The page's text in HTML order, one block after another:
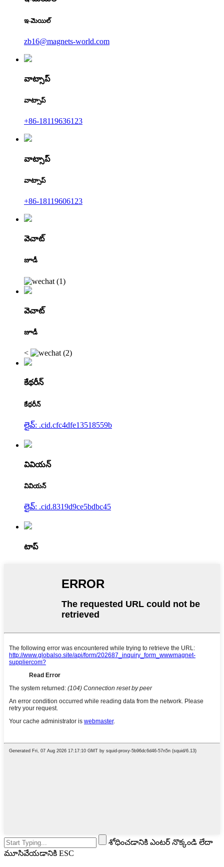
ఇ-మెయిల్
zb16@magnets-world.com
వాట్సాప్
వాట్సాప్
+86-18119636123
వాట్సాప్
వాట్సాప్
+86-18119606123
వెచాట్
జూడీ
వెచాట్
జూడీ
<
కేథరీన్
కేథరీన్
లైవ్: .cid.cfc4dfe13518559b
వివియన్
వివియన్
లైవ్: .cid.8319d9ce5bdbc45
టాప్
శోధించడానికి ఎంటర్ నొక్కండి లేదా
మూసివేయడానికి ESC